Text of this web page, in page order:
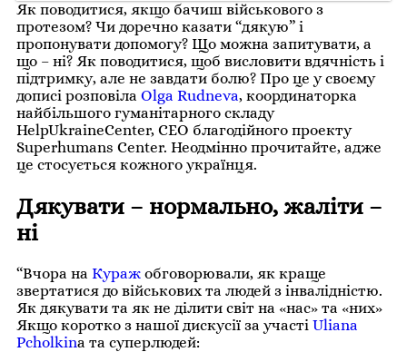
Як поводитися, якщо бачиш військового з
протезом? Чи доречно казати “дякую” і
пропонувати допомогу? Що можна запитувати, а
що – ні? Як поводитися, щоб висловити вдячність і
підтримку, але не завдати болю? Про це у своєму
дописі розповіла Olga Rudneva, координаторка
найбільшого гуманітарного складу
HelpUkraineCenter, CEO благодійного проекту
Superhumans Center. Неодмінно прочитайте, адже
це стосується кожного українця.
Дякувати – нормально, жаліти –
ні
“Вчора на Кураж обговорювали, як краще
звертатися до військових та людей з інвалідністю.
Як дякувати та як не ділити світ на «нас» та «них»
Якщо коротко з нашої дискусії за участі Uliana
Pcholkina та суперлюдей: